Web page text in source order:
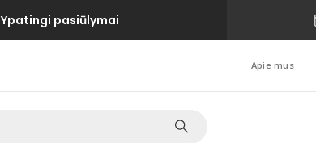
Ypatingi pasiūlymai
Apie mus